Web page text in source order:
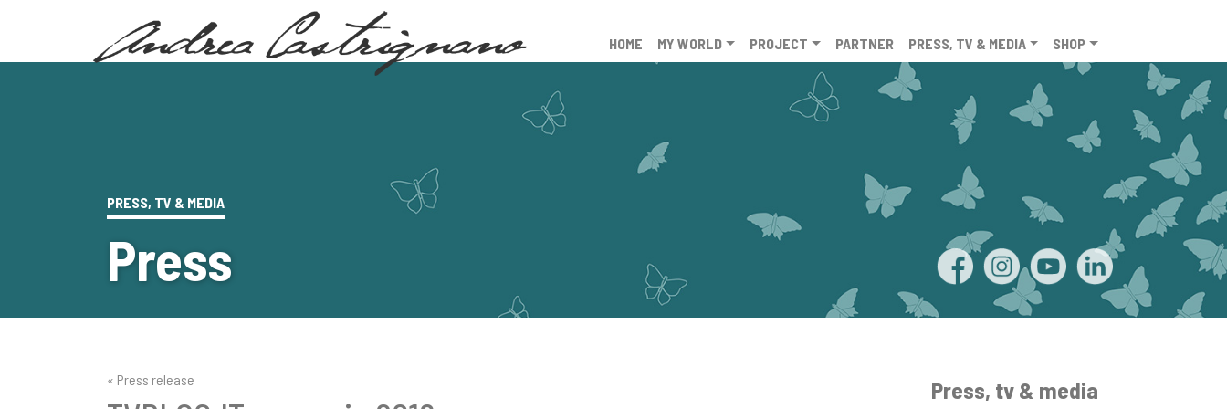
HOME MY WORLD PROJECT PARTNER PRESS, TV & MEDIA SHOP
PRESS, TV & MEDIA
Press
« Press release Press, tv & media